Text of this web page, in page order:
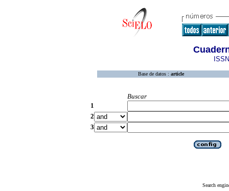
Base de datos : article
Buscar
1
2
3
Search